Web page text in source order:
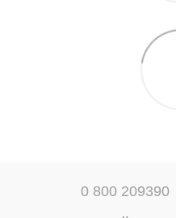
0 800 209390